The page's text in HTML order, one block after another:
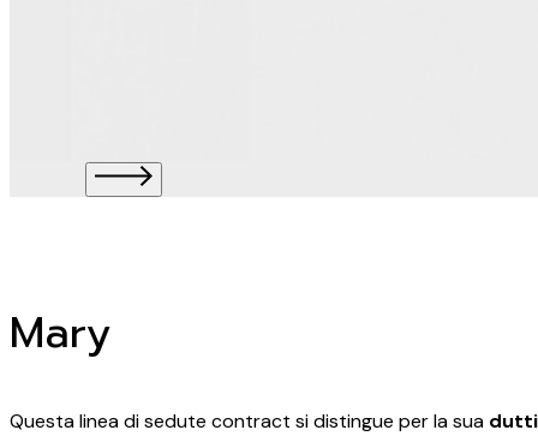
Mary
Questa linea di sedute contract si distingue per la sua